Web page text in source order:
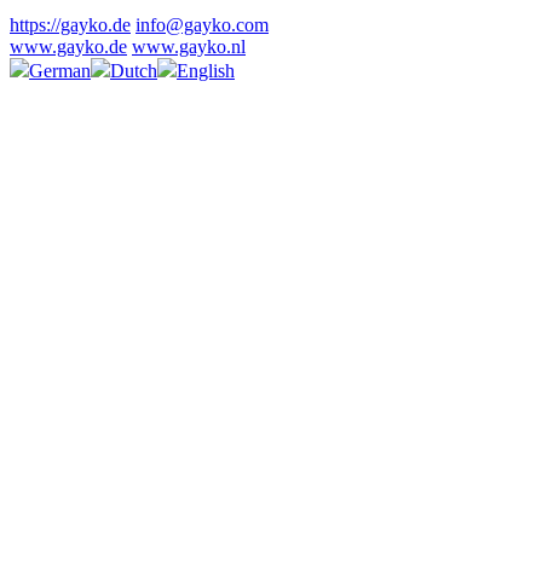
https://gayko.de info@gayko.com
www.gayko.de www.gayko.nl
German
Dutch English